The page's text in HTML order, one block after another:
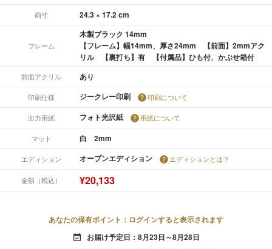
画寸 24.3 × 17.2 cm
フレーム
木製ブラック 14mm
【フレーム】幅14mm、厚さ24mm 【前面】2mmアク
リル 【裏打ち】有 【付属品】ひも付、かぶせ箱付
前面アクリル あり
印刷仕様 ジークレー印刷 印刷について
出力用紙 フォト光沢紙 用紙について
マット 白 2mm
エディション オープンエディション エディションとは？
金額（税込） ¥20,133
あなたの保有ポイント：ログインすると表示されます
event_available お届け予定日：8月23日～8月28日